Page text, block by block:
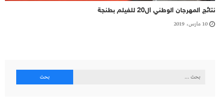
نتائج المهرجان الوطني ال20 للفيلم بطنجة
10 مارس، 2019
البحث